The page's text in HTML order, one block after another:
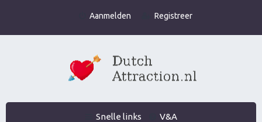
Aanmelden Registreer
Snelle links V&A